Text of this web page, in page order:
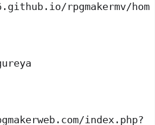
rpgmakermv/
index.php?